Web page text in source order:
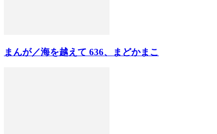
まんが／海を越えて 636、まどかまこ